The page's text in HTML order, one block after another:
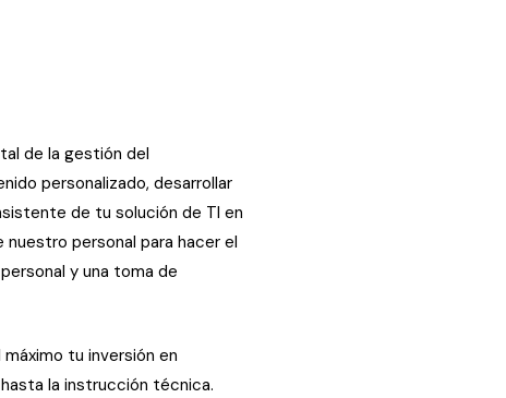
de la gestión del
personalizado, desarrollar
de tu solución de TI en
personal para hacer el
y una toma de
tu inversión en
la instrucción técnica.